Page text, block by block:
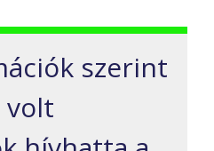
szerint
volt